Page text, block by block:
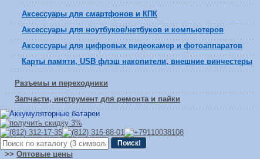
Аксессуары для смартфонов и КПК
Аксессуары для ноутбуков/нетбуков и компьютеров
Аксессуары для цифровых видеокамер и фотоаппаратов
Карты памяти, USB флэш накопители, внешние винчестеры
Разъемы и переходники
Запчасти, инструмент для ремонта и пайки
>> Оптовые цены